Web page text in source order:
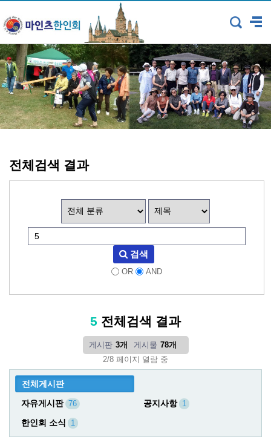
전체검색 결과
검색
OR AND
5 전체검색 결과
게시판 3개 게시물 78개
2/8 페이지 열람 중
전체게시판
자유게시판 76 공지사항 1
한인회 소식 1